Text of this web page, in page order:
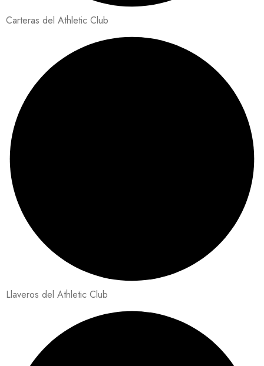
Carteras del Athletic Club
Llaveros del Athletic Club